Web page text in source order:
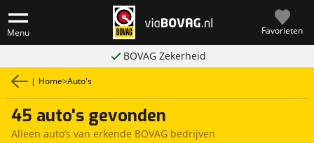
Menu Favorieten
BOVAG Zekerheid
| Home>Auto's
45 auto's gevonden
Alleen auto’s van erkende BOVAG bedrijven